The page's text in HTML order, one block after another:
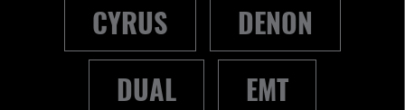
CYRUS
DENON
DUAL
EMT